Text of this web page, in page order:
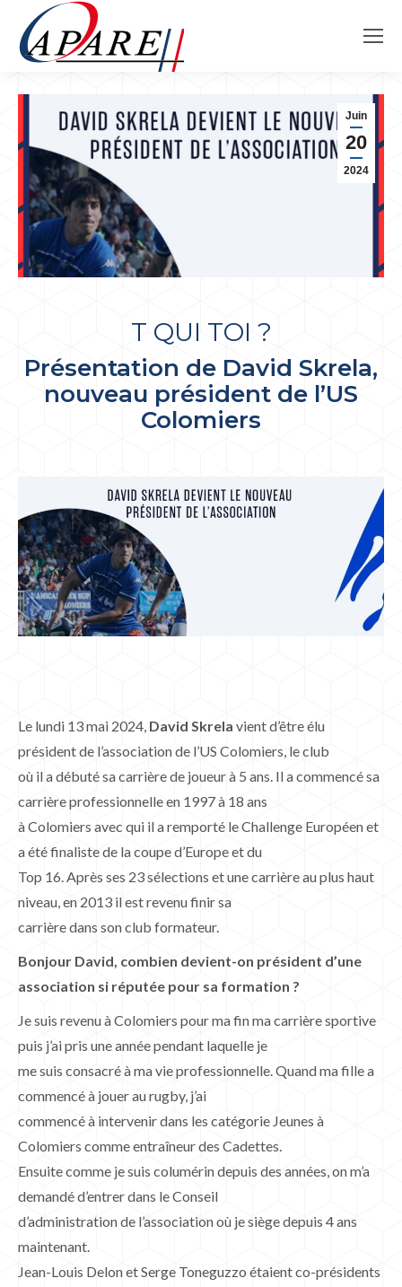
Juin
20
2024
T QUI TOI ?
Présentation de David Skrela,
nouveau président de l’US
Colomiers
Le lundi 13 mai 2024, David Skrela vient d’être élu
président de l’association de l’US Colomiers, le club
où il a débuté sa carrière de joueur à 5 ans. Il a commencé sa
carrière professionnelle en 1997 à 18 ans
à Colomiers avec qui il a remporté le Challenge Européen et
a été finaliste de la coupe d’Europe et du
Top 16. Après ses 23 sélections et une carrière au plus haut
niveau, en 2013 il est revenu finir sa
carrière dans son club formateur.
Bonjour David, combien devient-on président d’une
association si réputée pour sa formation ?
Je suis revenu à Colomiers pour ma fin ma carrière sportive
puis j’ai pris une année pendant laquelle je
me suis consacré à ma vie professionnelle. Quand ma fille a
commencé à jouer au rugby, j’ai
commencé à intervenir dans les catégorie Jeunes à
Colomiers comme entraîneur des Cadettes.
Ensuite comme je suis columérin depuis des années, on m’a
demandé d’entrer dans le Conseil
d’administration de l’association où je siège depuis 4 ans
maintenant.
Jean-Louis Delon et Serge Toneguzzo étaient co-présidents